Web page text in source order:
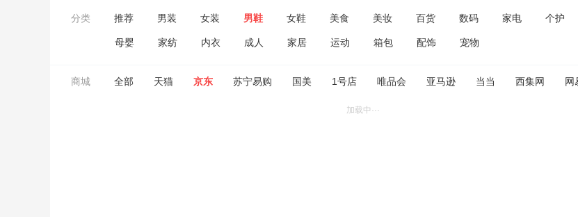
分类 推荐 男装 女装 男鞋 女鞋 美食 美妆 百货 数码 家电 个护
母婴 家纺 内衣 成人 家居 运动 箱包 配饰 宠物
商城 全部 天猫 京东 苏宁易购 国美 1号店 唯品会 亚马逊 当当 西集网 网
加载中···